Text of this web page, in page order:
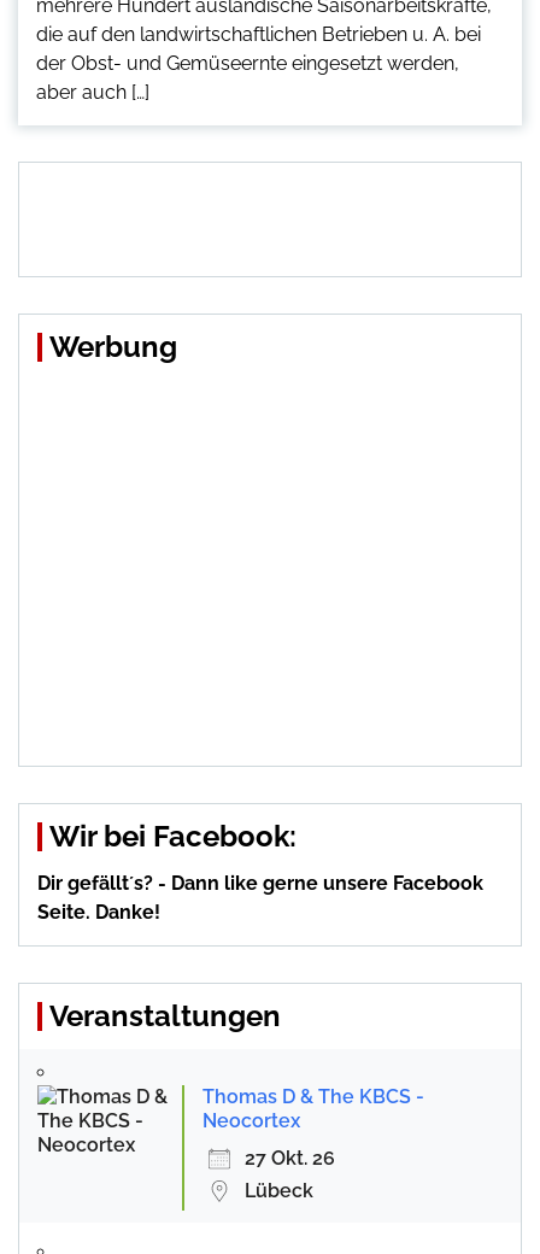
mehrere Hundert ausländische Saisonarbeitskräfte,
die auf den landwirtschaftlichen Betrieben u. A. bei
der Obst- und Gemüseernte eingesetzt werden,
aber auch […]
Werbung
Wir bei Facebook:
Dir gefällt´s? - Dann like gerne unsere Facebook
Seite. Danke!
Veranstaltungen
Thomas D & The KBCS -
Neocortex
27 Okt. 26
Lübeck